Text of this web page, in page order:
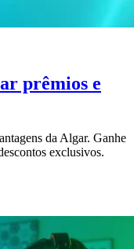
prêmios e
da Algar. Ganhe
exclusivos.